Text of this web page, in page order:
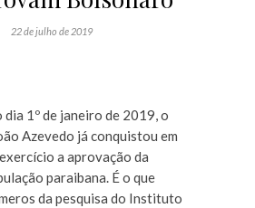
22 de julho de 2019
dia 1º de janeiro de 2019, o
Azevedo já conquistou em
a aprovação da
paraibana. É o que
da pesquisa do Instituto